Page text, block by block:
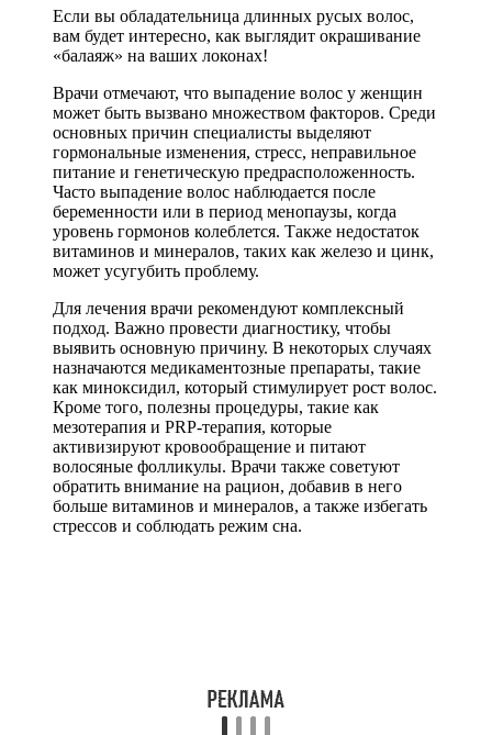
Если вы обладательница длинных русых волос,
вам будет интересно, как выглядит окрашивание
«балаяж» на ваших локонах!
Врачи отмечают, что выпадение волос у женщин
может быть вызвано множеством факторов. Среди
основных причин специалисты выделяют
гормональные изменения, стресс, неправильное
питание и генетическую предрасположенность.
Часто выпадение волос наблюдается после
беременности или в период менопаузы, когда
уровень гормонов колеблется. Также недостаток
витаминов и минералов, таких как железо и цинк,
может усугубить проблему.
Для лечения врачи рекомендуют комплексный
подход. Важно провести диагностику, чтобы
выявить основную причину. В некоторых случаях
назначаются медикаментозные препараты, такие
как миноксидил, который стимулирует рост волос.
Кроме того, полезны процедуры, такие как
мезотерапия и PRP-терапия, которые
активизируют кровообращение и питают
волосяные фолликулы. Врачи также советуют
обратить внимание на рацион, добавив в него
больше витаминов и минералов, а также избегать
стрессов и соблюдать режим сна.